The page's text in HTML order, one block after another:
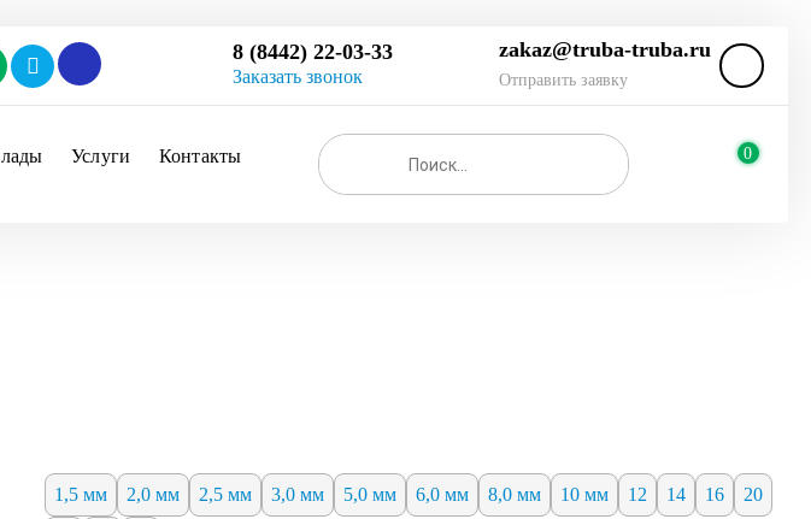
8 (8442) 22-03-33
Заказать звонок
zakaz@truba-truba.ru
Отправить заявку
Услуги Контакты 0
1,5 мм 2,0 мм 2,5 мм 3,0 мм 5,0 мм 6,0 мм 8,0 мм 10 мм 12 14 16 20